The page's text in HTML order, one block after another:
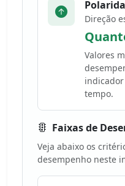
Direção
Valores
tempo.
Faixas de
Veja abaixo os
desempenho neste